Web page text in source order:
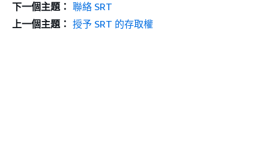
下一個主題： 聯絡 SRT
上一個主題： 授予 SRT 的存取權